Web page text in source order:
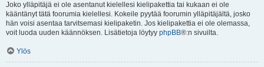
Joko ylläpitäjä ei ole asentanut kielellesi kielipakettia tai kukaan ei ole
kääntänyt tätä foorumia kielellesi. Kokeile pyytää foorumin ylläpitäjältä, josko
hän voisi asentaa tarvitsemasi kielipaketin. Jos kielipakettia ei ole olemassa,
voit luoda uuden käännöksen. Lisätietoja löytyy phpBB®:n sivuilta.
Ylös